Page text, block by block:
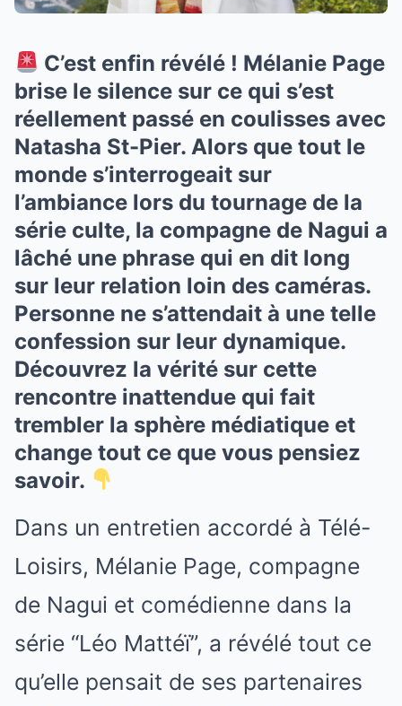
C’est enfin révélé ! Mélanie Page
brise le silence sur ce qui s’est
réellement passé en coulisses avec
Natasha St-Pier. Alors que tout le
monde s’interrogeait sur
l’ambiance lors du tournage de la
série culte, la compagne de Nagui a
lâché une phrase qui en dit long
sur leur relation loin des caméras.
Personne ne s’attendait à une telle
confession sur leur dynamique.
Découvrez la vérité sur cette
rencontre inattendue qui fait
trembler la sphère médiatique et
change tout ce que vous pensiez
savoir.
Dans un entretien accordé à Télé-
Loisirs, Mélanie Page, compagne
de Nagui et comédienne dans la
série “Léo Mattéï”, a révélé tout ce
qu’elle pensait de ses partenaires